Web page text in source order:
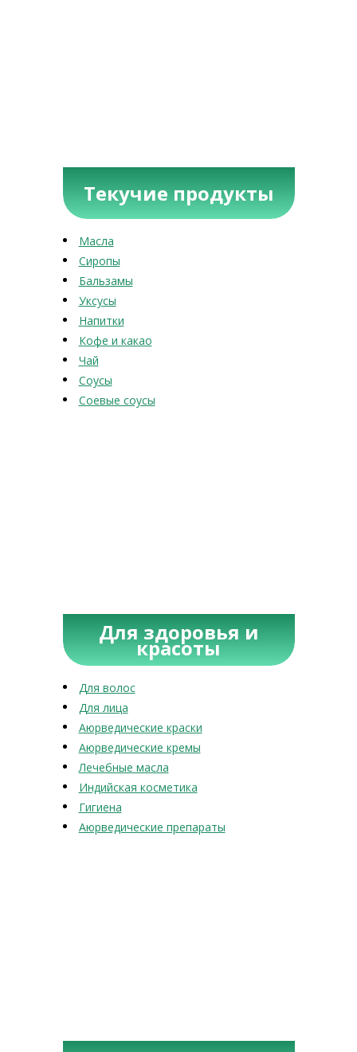
Текучие продукты
Масла
Сиропы
Бальзамы
Уксусы
Напитки
Кофе и какао
Чай
Соусы
Соевые соусы
Для здоровья и
красоты
Для волос
Для лица
Аюрведические краски
Аюрведические кремы
Лечебные масла
Индийская косметика
Гигиена
Аюрведические препараты